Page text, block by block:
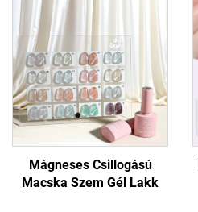
Mágneses Csillogású
Macska Szem Gél Lakk